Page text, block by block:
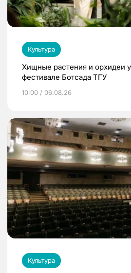
Культура
Хищные растения и орхидеи
фестивале Ботсада ТГУ
10:00 / 06.08.26
Культура